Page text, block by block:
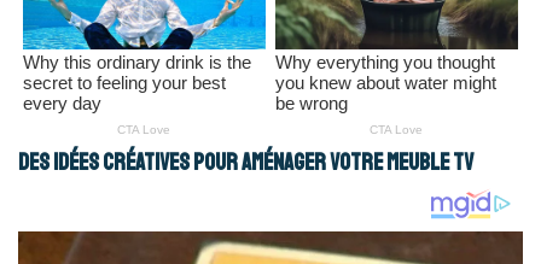
Des idées créatives pour aménager votre meuble TV